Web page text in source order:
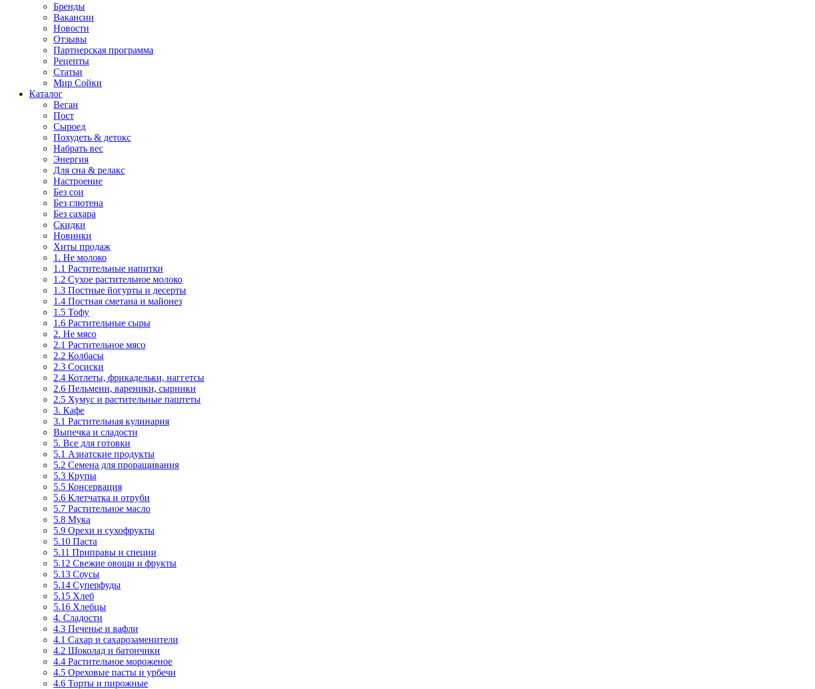
Бренды
Вакансии
Новости
Отзывы
Партнерская программа
Рецепты
Статьи
Мир Сойки
Каталог
Веган
Пост
Сыроед
Похудеть & детокс
Набрать вес
Энергия
Для сна & релакс
Настроение
Без сои
Без глютена
Без сахара
Скидки
Новинки
Хиты продаж
1. Не молоко
1.1 Растительные напитки
1.2 Сухое растительное молоко
1.3 Постные йогурты и десерты
1.4 Постная сметана и майонез
1.5 Тофу
1.6 Растительные сыры
2. Не мясо
2.1 Растительное мясо
2.2 Колбасы
2.3 Сосиски
2.4 Котлеты, фрикадельки, наггетсы
2.6 Пельмени, вареники, сырники
2.5 Хумус и растительные паштеты
3. Кафе
3.1 Растительная кулинария
Выпечка и сладости
5. Все для готовки
5.1 Азиатские продукты
5.2 Семена для проращивания
5.3 Крупы
5.5 Консервация
5.6 Клетчатка и отруби
5.7 Растительное масло
5.8 Мука
5.9 Орехи и сухофрукты
5.10 Паста
5.11 Приправы и специи
5.12 Свежие овощи и фрукты
5.13 Соусы
5.14 Суперфуды
5.15 Хлеб
5.16 Хлебцы
4. Сладости
4.3 Печенье и вафли
4.1 Сахар и сахарозаменители
4.2 Шоколад и батончики
4.4 Растительное мороженое
4.5 Ореховые пасты и урбечи
4.6 Торты и пирожные